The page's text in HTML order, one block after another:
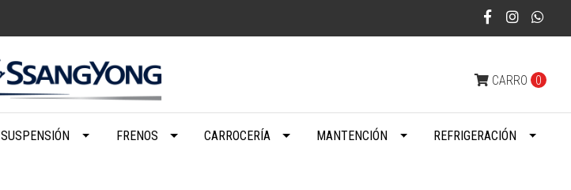
CARRO 0
SUSPENSIÓN FRENOS CARROCERÍA MANTENCIÓN REFRIGERACIÓN